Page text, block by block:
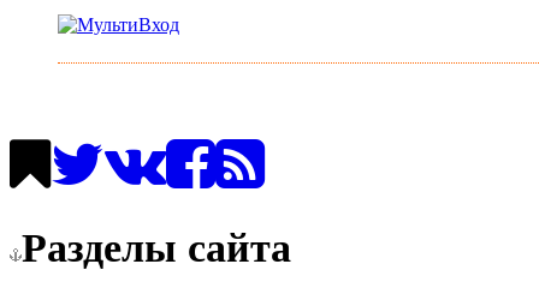
Разделы сайта